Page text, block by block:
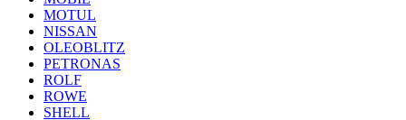
MOTUL
NISSAN
OLEOBLITZ
PETRONAS
ROLF
ROWE
SHELL